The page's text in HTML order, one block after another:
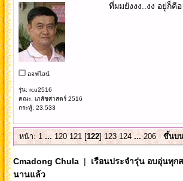
ออฟไลน์
รุ่น: rcu2516
คณะ: เภสัชศาสตร์ 2516
กระทู้: 23,533
ที่ผมยังงง..งง อยู่ก็คื
หน้า:1 ... 120 121 [122]123 124 ...206 ขึ้นบ
Cmadong Chula| เรือนประจำรุ่น อบอุ่นทุก
นานแล้ว